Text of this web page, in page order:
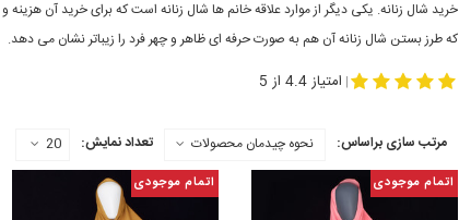
خرید شال زنانه. یکی دیگر از موارد علاقه خانم ها شال زنانه است که برای خرید آن
که طرز بستن شال زنانه آن هم به صورت حرفه ای ظاهر و چهر فرد را زیباتر نشان می دهد.
| امتیاز 4.4 از 5
مرتب سازی براساس: نحوه چیدمان محصولات تعداد نمایش: 20
اتمام موجودی اتمام موجودی